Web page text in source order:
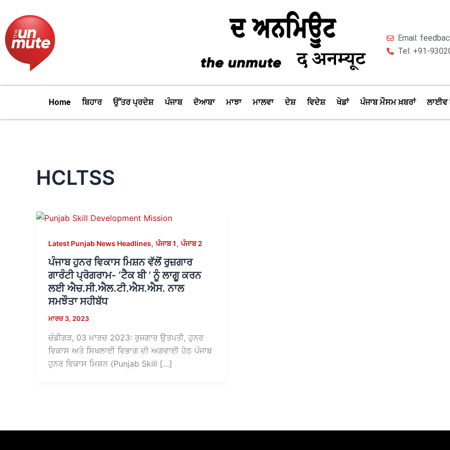
content
Email:
Tel: +91-
Home ਬਿਹਾਰ ਉੱਤਰ ਪ੍ਰਦੇਸ਼ ਪੰਜਾਬ ਦੋਆਬਾ ਮਾਝਾ ਮਾਲਵਾ ਦੇਸ਼ ਵਿਦੇਸ਼ ਖੇਡਾਂ ਪੰਜਾਬ ਮੌਸਮ ਖ਼ਬਰਾਂ ਲਾਈਵ
HCLTSS
Latest Punjab News Headlines,ਪੰਜਾਬ 1,ਪੰਜਾਬ 2
ਪੰਜਾਬ ਹੁਨਰ ਵਿਕਾਸ ਮਿਸ਼ਨ ਵੱਲੋਂ ਰੁਜ਼ਗਾਰ
ਗਾਰੰਟੀ ਪ੍ਰੋਗਰਾਮ- ‘ਟੈਕ ਬੀ ’ ਨੂੰ ਲਾਗੂ ਕਰਨ
ਲਈ ਐਚ.ਸੀ.ਐਲ.ਟੀ.ਐਸ.ਐਸ. ਨਾਲ
ਸਮਝੌਤਾ ਸਹੀਬੱਧ
ਮਾਰਚ 3, 2023
ਚੰਡੀਗੜ, 03 ਮਾਰਚ 2023: ਰੁਜ਼ਗਾਰ ਉਤਪਤੀ, ਹੁਨਰ
ਵਿਕਾਸ ਅਤੇ ਸਿਖਲਾਈ ਵਿਭਾਗ ਦੀ ਅਗਵਾਈ ਹੇਠ ਪੰਜਾਬ
ਹੁਨਰ ਵਿਕਾਸ ਮਿਸ਼ਨ (Punjab Skill […]